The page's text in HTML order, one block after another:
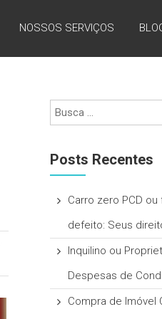
NOSSOS SERVIÇOS
Posts Recentes
Carro zero PCD
defeito: Seus
Inquilino ou
Despesas de
Compra de Imóvel